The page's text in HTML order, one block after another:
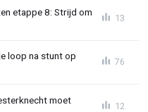
etappe 8: Strijd om
13
loop na stunt op
76
moet
12